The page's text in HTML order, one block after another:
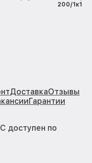
200/1к1
ДоставкаОтзывы
Гарантии
доступен по